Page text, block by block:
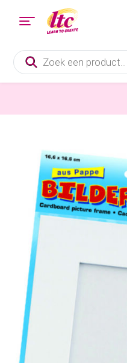
Producten
zoeken